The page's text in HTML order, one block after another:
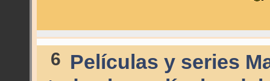
6 Películas y series